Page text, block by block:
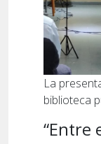
La
biblioteca
“Entre